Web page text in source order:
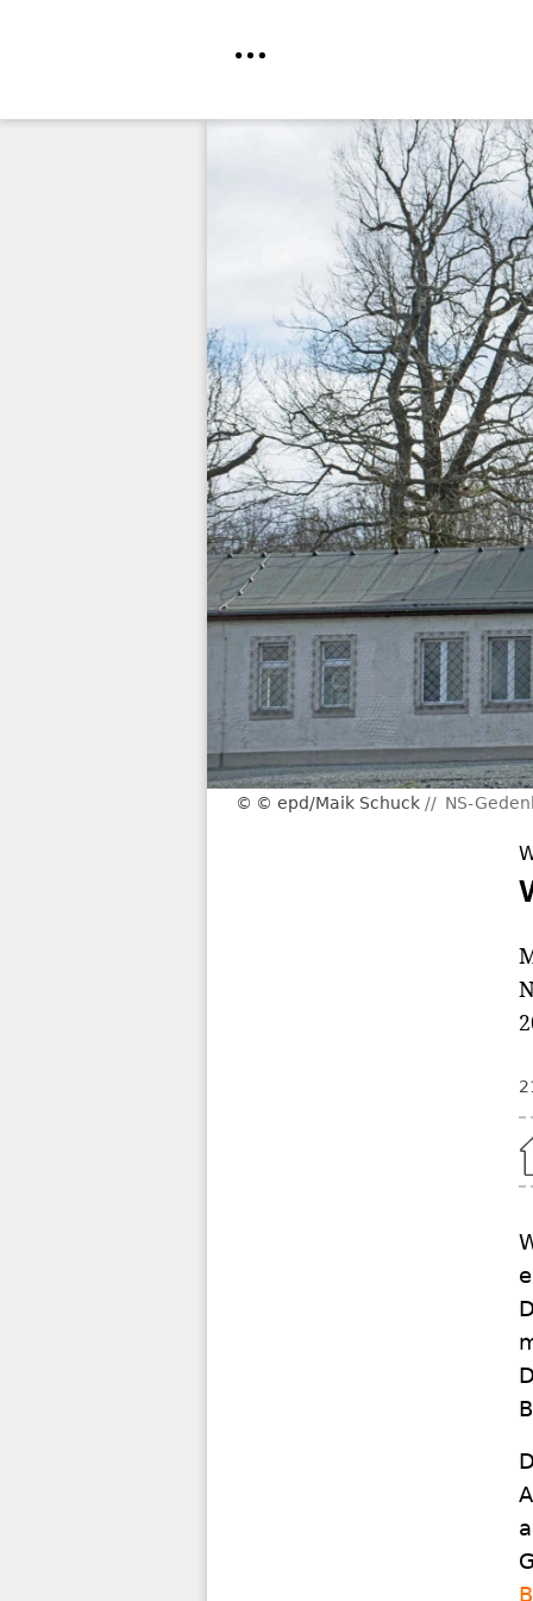
© epd/Maik Schuck NS-